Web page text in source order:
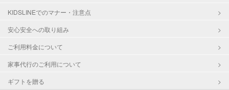
KIDSLINEでのマナー・注意点
安心安全への取り組み
ご利用料金について
家事代行のご利用について
ギフトを贈る